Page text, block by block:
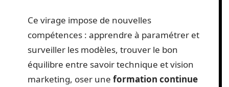
Ce virage impose de nouvelles
compétences : apprendre à paramétrer et
surveiller les modèles, trouver le bon
équilibre entre savoir technique et vision
marketing, oser une formation continue